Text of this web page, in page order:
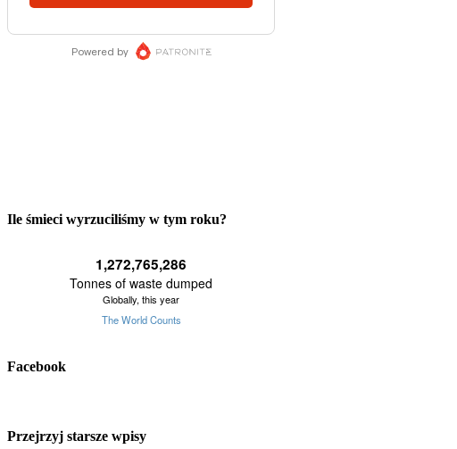
Ile śmieci wyrzuciliśmy w tym roku?
Facebook
Przejrzyj starsze wpisy